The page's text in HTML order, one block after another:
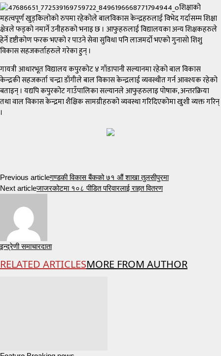
शिक्षाको
महत्वपूर्ण खुड्किलोको रुपमा रहेकोले बालविकास केन्द्रहरुलाई विभेद गर्दासम्म शिक्षा
क्षेत्रले फड्को नमार्ने उनीहरुको भनाइ छ । आफुहरुलाई विद्यालयका अन्य शिक्षकहरुले
हेर्ने दृष्टीकोण फरक भएको र पाउने सेवा सुविधा पनि लाजमर्दाे भएको गुनासो शिशु
विकास सहजकर्ताहरुले गरेका हुन् ।
गायत्री आधारभूत विद्यालय कपुरकोट ४ गाँडापानी सल्यानमा रहेको बाल विकास
केन्द्रकी सहजकर्ता चन्द्रा डाँगीले बाल विकास केन्द्रलाई व्यवस्थीत गर्न आवश्यक रहेको
बताइन् । यद्यपि कपुरकोट गाउँपालिका सल्यानले आफुहरुलाइ पोषाक, अन्तरक्रिया
तथा वाल विकास केन्द्रमा शैक्षिक सामग्रीहरुको व्यवस्था गरिदिएकोमा खुशी व्यक्त गरिन्
।
Previous articleगण्डकी विकास बैंकको ७१ औं शाखा तुलसीपुरमा
Next articleजाजरकोटमा १०८ पीडित परिवारलाई राहत वितरण
इन्द्रेणी समाचारदाता
RELATED ARTICLESMORE FROM AUTHOR